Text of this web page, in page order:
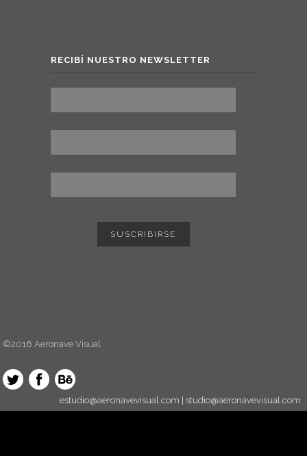
RECIBÍ NUESTRO NEWSLETTER
©2016 Aeronave Visual.
estudio@aeronavevisual.com | studio@aeronavevisual.com